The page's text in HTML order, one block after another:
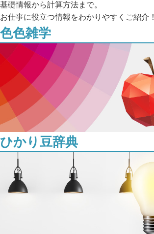
基礎情報から計算方法まで。
お仕事に役立つ情報をわかりやすくご紹介！
色色雑学
ひかり⾖辞典